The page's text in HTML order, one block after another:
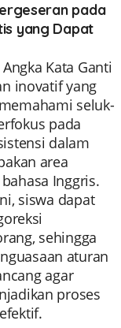
pada
yang Dapat
Kata Ganti
inovatif yang
seluk-
pada
dalam
area
Inggris.
siswa dapat
sehingga
aturan
agar
proses